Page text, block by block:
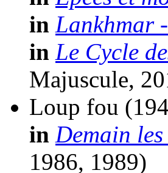
in Lankhmar
in Le Cycle
Majuscule,
Loup fou
in Demain
1986, 1989)